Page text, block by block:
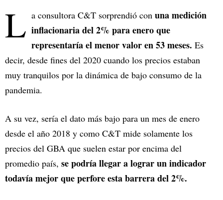
L a consultora C&T sorprendió con una medición
inflacionaria del 2% para enero que
representaría el menor valor en 53 meses. Es
decir, desde fines del 2020 cuando los precios estaban
muy tranquilos por la dinámica de bajo consumo de la
pandemia.
A su vez, sería el dato más bajo para un mes de enero
desde el año 2018 y como C&T mide solamente los
precios del GBA que suelen estar por encima del
promedio país, se podría llegar a lograr un indicador
todavía mejor que perfore esta barrera del 2%.